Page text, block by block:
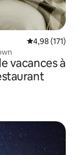
Évaluation
4,98 (171)
vacances à